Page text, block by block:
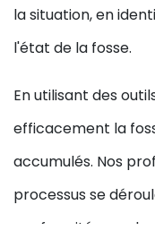
la situation, en
l'état de la fosse.
En utilisant des
efficacement la
accumulés. Nos
processus se
conformité avec